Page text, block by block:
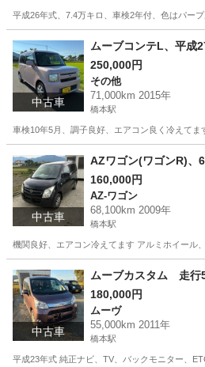
平成26年式、7.4万キロ、車検2年付、色はパー
福岡 福岡市 橋本駅 ス
中古車
ムーブコンテL、平成
250,000円
その他
71,000km 2015年
橋本駅
車検10年5月、調子良好、エアコン良く冷えて
福岡 福岡市 橋本駅 その他 ム
中古車
AZワゴン(ワゴンR)、
160,000円
AZ-ワゴン
68,100km 2009年
橋本駅
機関良好、エアコン冷えてます アルミホイール
福岡 福岡市 橋本駅 AZ-ワゴン
中古車
ムーブカスタム 走行
180,000円
ムーヴ
55,000km 2011年
橋本駅
平成23年式 純正ナビ、TV、バックモニター、